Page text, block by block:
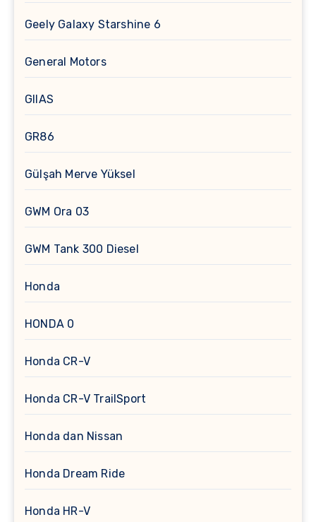
Geely Galaxy Starshine 6
General Motors
GIIAS
GR86
Gülşah Merve Yüksel
GWM Ora 03
GWM Tank 300 Diesel
Honda
HONDA 0
Honda CR-V
Honda CR-V TrailSport
Honda dan Nissan
Honda Dream Ride
Honda HR-V